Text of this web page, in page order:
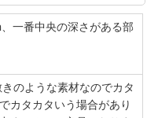
一番中央の深さがある部
のような素材なのでカタ
カタカタいう場合があり